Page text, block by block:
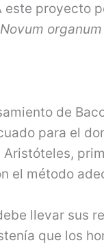
este proyecto
Novum organum
de
para el
el método
llevar sus
que los